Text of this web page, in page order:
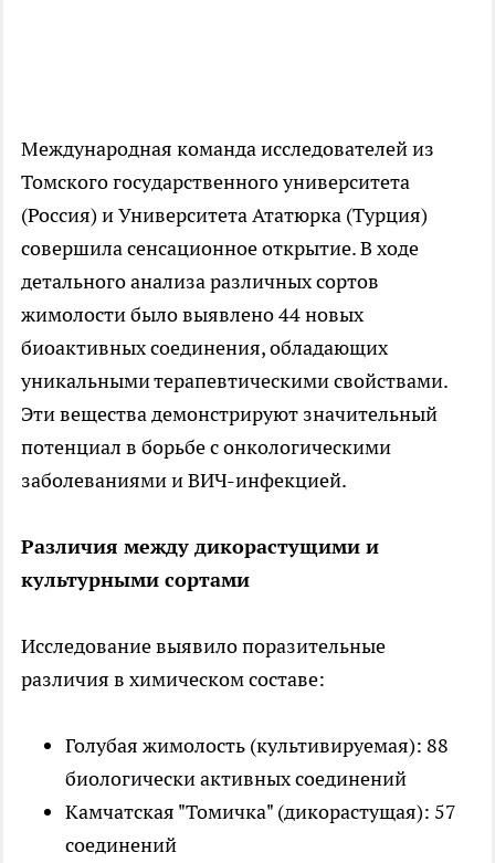
Международная команда исследователей из
Томского государственного университета
(Россия) и Университета Ататюрка (Турция)
совершила сенсационное открытие. В ходе
детального анализа различных сортов
жимолости было выявлено 44 новых
биоактивных соединения, обладающих
уникальными терапевтическими свойствами.
Эти вещества демонстрируют значительный
потенциал в борьбе с онкологическими
заболеваниями и ВИЧ-инфекцией.
Различия между дикорастущими и
культурными сортами
Исследование выявило поразительные
различия в химическом составе:
Голубая жимолость (культивируемая): 88
биологически активных соединений
Камчатская "Томичка" (дикорастущая): 57
соединений